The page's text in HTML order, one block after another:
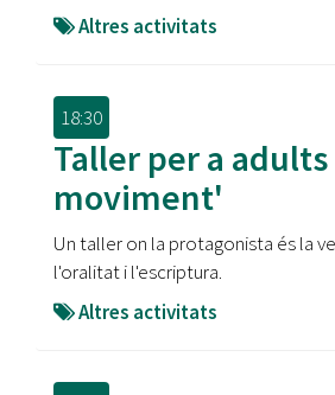
Altres activitats
18:30
Taller per a adults
moviment'
Un taller on la protagonista és la
l'oralitat i l'escriptura.
Altres activitats